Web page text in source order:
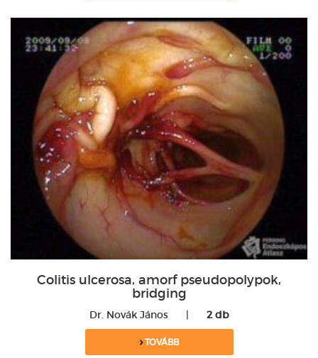
Colitis ulcerosa, amorf pseudopolypok,
bridging
Dr. Novák János | 2 db
TOVÁBB